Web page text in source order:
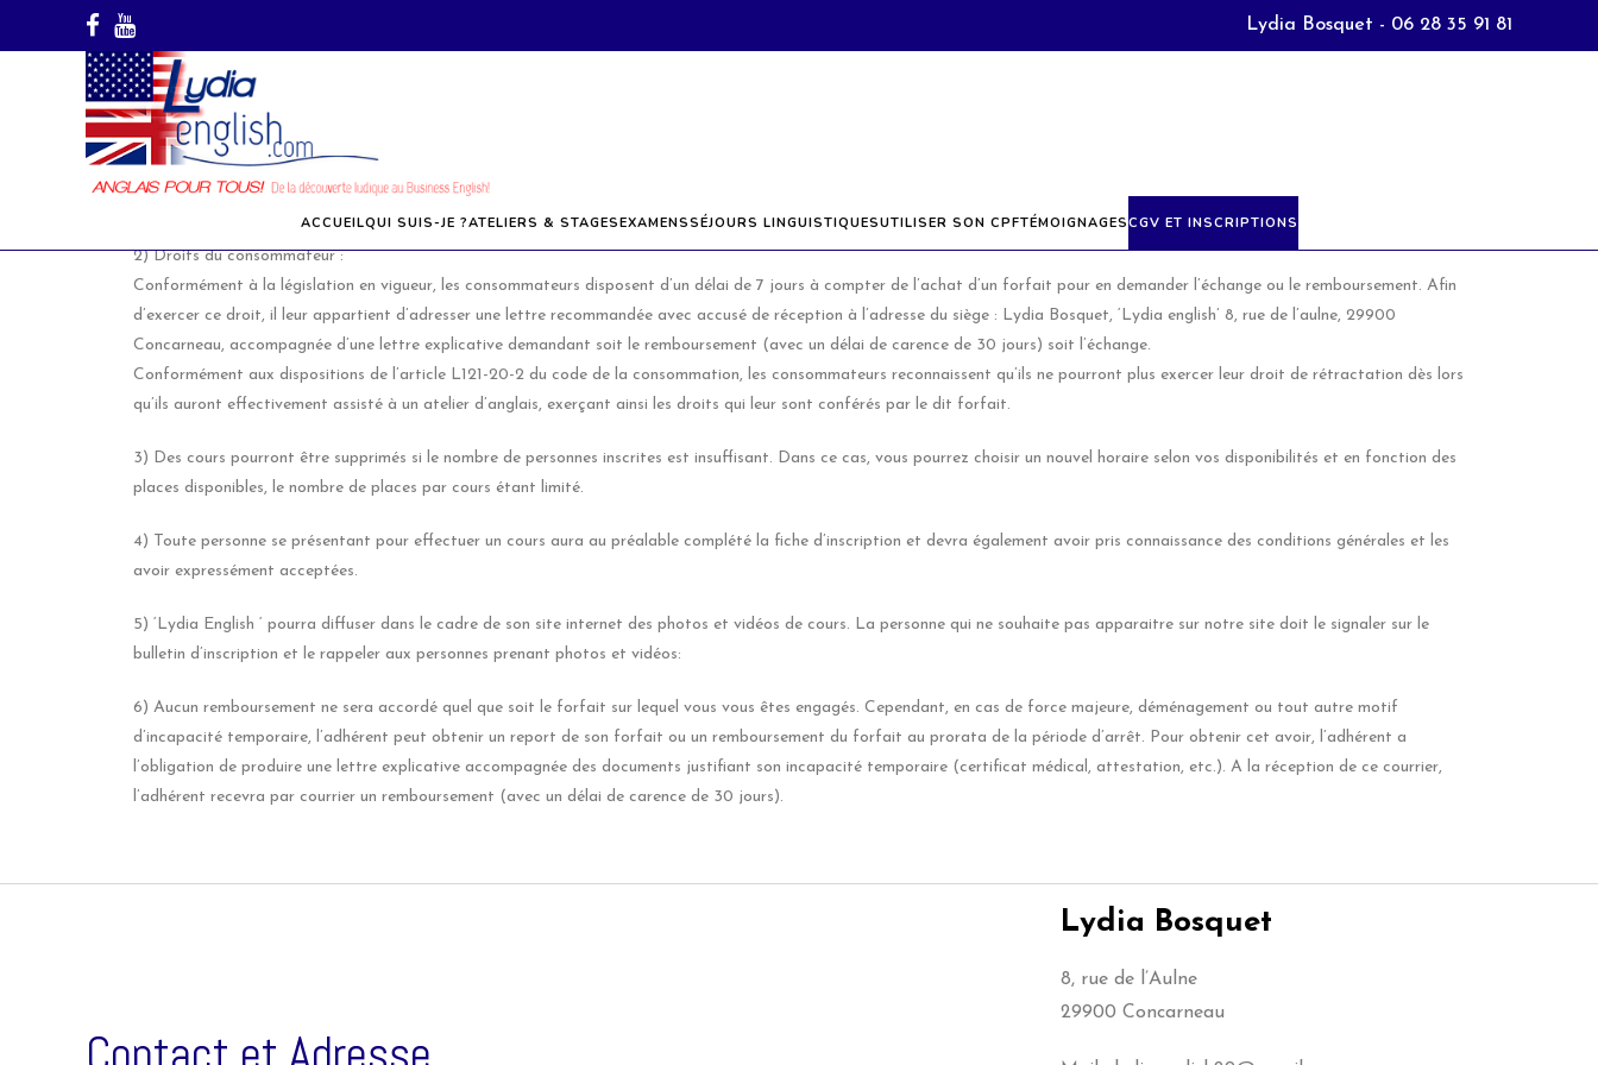
Lydia Bosquet - 06 28 35 91 81
ACCUEILQUI SUIS-JE ?ATELIERS & STAGESEXAMENSSÉJOURS LINGUISTIQUESUTILISER SON CPFTÉMOIGNAGESCGV ET INSCRIPTIONS
1) Les prix indiqués sont entendus en Euros, toutes taxes comprises pour un engagement annuel de septembre à juin (hors vacances scolaires et jours fériés),
2) Droits du consommateur :
Conformément à la législation en vigueur, les consommateurs disposent d’un délai de 7 jours à compter de l’achat d’un forfait pour en demander l’échange ou le remboursement. Afin
d’exercer ce droit, il leur appartient d’adresser une lettre recommandée avec accusé de réception à l’adresse du siège : Lydia Bosquet, ‘Lydia english’ 8, rue de l’aulne, 29900
Concarneau, accompagnée d’une lettre explicative demandant soit le remboursement (avec un délai de carence de 30 jours) soit l’échange.
Conformément aux dispositions de l’article L121-20-2 du code de la consommation, les consommateurs reconnaissent qu’ils ne pourront plus exercer leur droit de rétractation dès lors
qu’ils auront effectivement assisté à un atelier d’anglais, exerçant ainsi les droits qui leur sont conférés par le dit forfait.
3) Des cours pourront être supprimés si le nombre de personnes inscrites est insuffisant. Dans ce cas, vous pourrez choisir un nouvel horaire selon vos disponibilités et en fonction des
places disponibles, le nombre de places par cours étant limité.
4) Toute personne se présentant pour effectuer un cours aura au préalable complété la fiche d’inscription et devra également avoir pris connaissance des conditions générales et les
avoir expressément acceptées.
5) ‘Lydia English ‘ pourra diffuser dans le cadre de son site internet des photos et vidéos de cours. La personne qui ne souhaite pas apparaitre sur notre site doit le signaler sur le
bulletin d’inscription et le rappeler aux personnes prenant photos et vidéos:
6) Aucun remboursement ne sera accordé quel que soit le forfait sur lequel vous vous êtes engagés. Cependant, en cas de force majeure, déménagement ou tout autre motif
d’incapacité temporaire, l’adhérent peut obtenir un report de son forfait ou un remboursement du forfait au prorata de la période d’arrêt. Pour obtenir cet avoir, l’adhérent a
l’obligation de produire une lettre explicative accompagnée des documents justifiant son incapacité temporaire (certificat médical, attestation, etc.). A la réception de ce courrier,
l’adhérent recevra par courrier un remboursement (avec un délai de carence de 30 jours).
Lydia Bosquet
8, rue de l’Aulne
29900 Concarneau